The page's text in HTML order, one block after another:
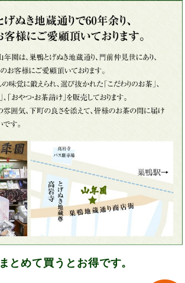
まとめて買うとお得です。